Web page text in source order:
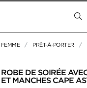
FEMME PRÊT-À-PORTER
ROBE DE SOIRÉE
ET MANCHES CAPE